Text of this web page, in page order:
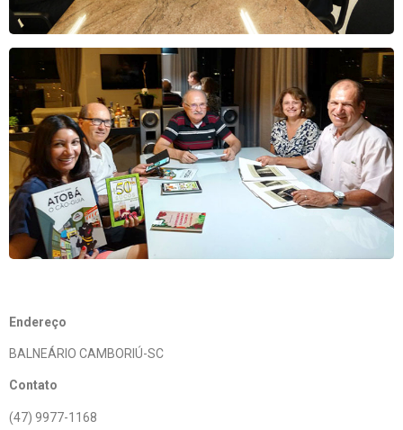
Endereço
BALNEÁRIO CAMBORIÚ-SC
Contato
(47) 9977-1168